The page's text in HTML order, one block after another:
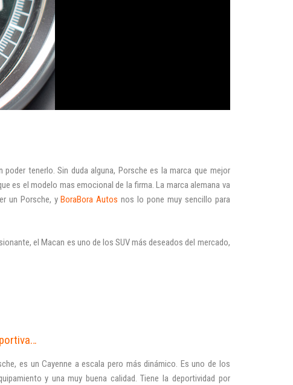
tenerlo. Sin duda alguna, Porsche es la marca que mejor
es el modelo mas emocional de la firma. La marca alemana va
un Porsche, yBoraBora Autos nos lo pone muy sencillo para
el Macan es uno de los SUV más deseados del mercado,
es un Cayenne a escala pero más dinámico. Es uno de los
y una muy buena calidad. Tiene la deportividad por